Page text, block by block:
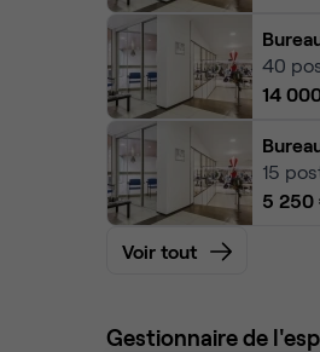
40
14
15
5 250
Voir tout
Gestionnaire de